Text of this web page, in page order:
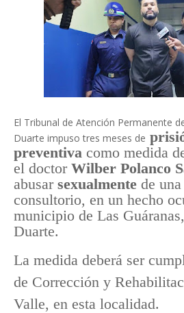
El Tribunal de Atención Permanente
Duarte impuso tres meses de
preventiva como medida
el doctor Wilber Polanco
abusar sexualmente de
consultorio, en un hecho
municipio de Las
Duarte.
La medida deberá ser
de Corrección y
Valle, en esta localidad.